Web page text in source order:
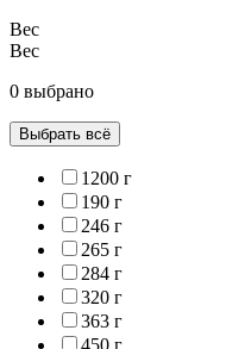
Вес
Вес
0 выбрано
Выбрать всё
1200 г
190 г
246 г
265 г
284 г
320 г
363 г
450 г